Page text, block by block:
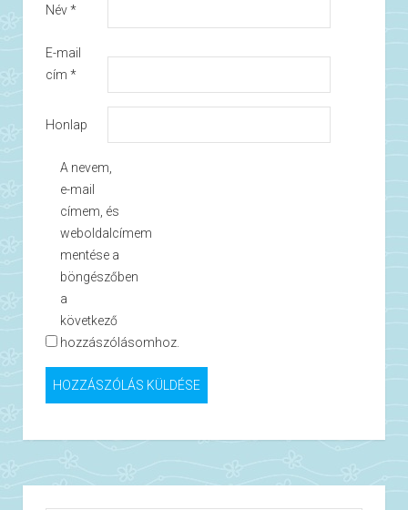
Név*
E-mail
cím *
Honlap
A nevem,
e-mail
címem, és
weboldalcímem
mentése a
böngészőben
a
következő
hozzászólásomhoz.